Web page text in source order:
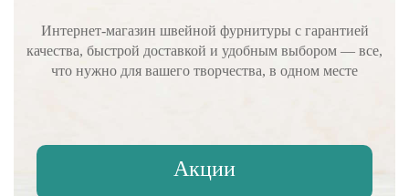
Интернет-магазин швейной фурнитуры с гарантией
качества, быстрой доставкой и удобным выбором — все,
что нужно для вашего творчества, в одном месте
Акции